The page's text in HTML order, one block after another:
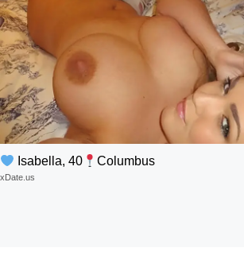
Isabella, 40 Columbus
xDate.us